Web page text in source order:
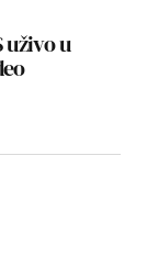
uživo u